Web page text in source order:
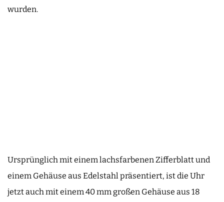
wurden.
Ursprünglich mit einem lachsfarbenen Zifferblatt und
einem Gehäuse aus Edelstahl präsentiert, ist die Uhr
jetzt auch mit einem 40 mm großen Gehäuse aus 18